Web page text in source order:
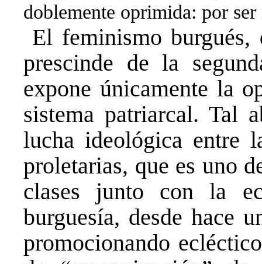
doblemente oprimida: por
El feminismo burgués,
prescinde de la
expone únicamente la
sistema patriarcal. Tal
lucha ideológica entre
proletarias, que es uno
clases junto con la
burguesía, desde hace
promocionando